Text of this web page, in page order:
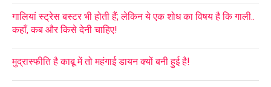
गालियां स्ट्रेस बस्टर भी होती हैं; लेकिन ये एक शोध का विषय है कि गाली..
कहाँ, कब और किसे देनी चाहिए!
मुद्रास्फीति है काबू में तो महंगाई डायन क्यों बनी हुई है!